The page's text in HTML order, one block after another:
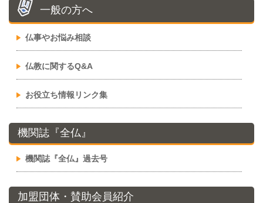
一般の方へ
仏事やお悩み相談
仏教に関するQ&A
お役立ち情報リンク集
機関誌『全仏』
機関誌『全仏』過去号
加盟団体・賛助会員紹介